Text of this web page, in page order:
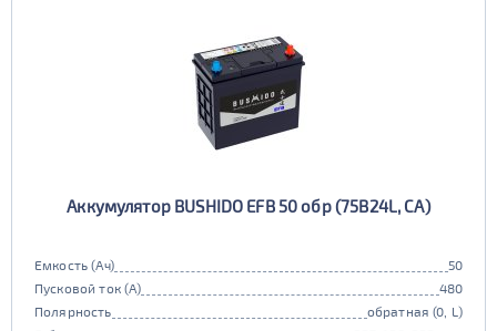
Аккумулятор BUSHIDO EFB 50 обр (75B24L, CA)
Емкость (Ач)
50
Пусковой ток (А)
480
Полярность
обратная (0, L)